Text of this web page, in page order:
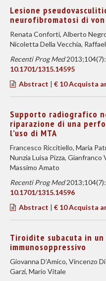
Lesione
neurofibromatosi di von
Renata Conforti, Alberto
Nicoletta Della Vecchia,
Recenti Prog Med
10.1701/1315.14595
Abstract | € 10 Acquista
Supporto radiografico
riparazione di una
l’uso di MTA
Francesco Riccitiello, Maria
Nunzia Luisa Pizza, Gianfranco
Massimo Amato
Recenti Prog Med
10.1701/1315.14596
Abstract | € 10 Acquista
Tiroidite subacuta in
immunosoppressivo
Giovanna D’Amico, Vincenzo
Garzi, Mario Vitale